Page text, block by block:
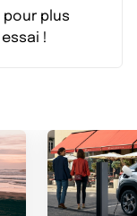
plus
!